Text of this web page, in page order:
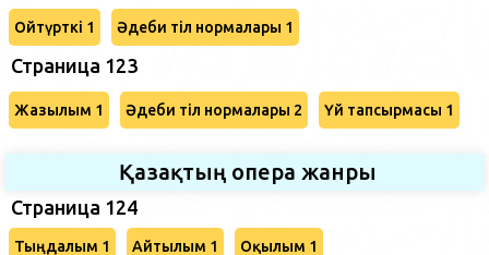
Ойтүрткі 1 Әдеби тіл нормалары 1
Страница 123
Жазылым 1 Әдеби тіл нормалары 2 Үй тапсырмасы 1
Қазақтың опера жанры
Страница 124
Тыңдалым 1 Айтылым 1 Оқылым 1